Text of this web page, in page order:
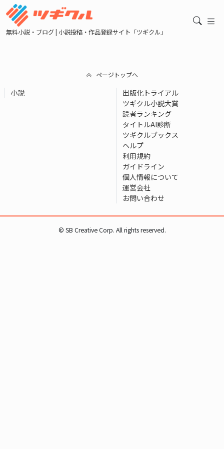
無料小説・ブログ | 小説投稿・作品登録サイト「ツギクル」
ページトップへ
小説
出版化トライアル
ツギクル小説大賞
読者ランキング
タイトルAI診断
ツギクルブックス
ヘルプ
利用規約
ガイドライン
個人情報について
運営会社
お問い合わせ
© SB Creative Corp. All rights reserved.